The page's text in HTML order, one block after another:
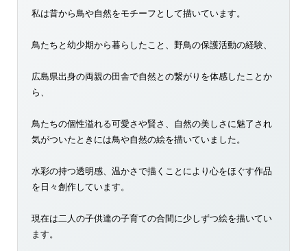
私は昔から鳥や自然をモチーフとして描いています。
鳥たちと幼少期から暮らしたこと、野鳥の保護活動の経験、
広島県出身の両親の田舎で自然との繋がりを体感したことか
ら、
鳥たちの個性溢れる可愛さや賢さ、自然の美しさに魅了され
気がついたときには鳥や自然の絵を描いていました。
水彩の持つ透明感、温かさで描くことにより心をほぐす作品
を日々創作しています。
現在は二人の子供達の子育ての合間に少しずつ絵を描いてい
ます。